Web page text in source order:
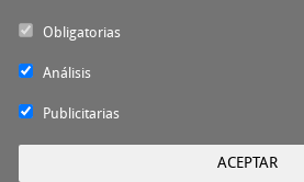
Obligatorias
Análisis
Publicitarias
ACEPTAR